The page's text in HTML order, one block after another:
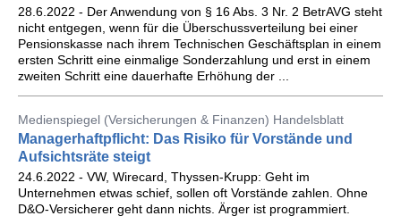
28.6.2022 - Der Anwendung von § 16 Abs. 3 Nr. 2 BetrAVG steht
nicht entgegen, wenn für die Überschussverteilung bei einer
Pensionskasse nach ihrem Technischen Geschäftsplan in einem
ersten Schritt eine einmalige Sonderzahlung und erst in einem
zweiten Schritt eine dauerhafte Erhöhung der ...
Medienspiegel (Versicherungen & Finanzen) Handelsblatt
Managerhaftpflicht: Das Risiko für Vorstände und
Aufsichtsräte steigt
24.6.2022 - VW, Wirecard, Thyssen-Krupp: Geht im
Unternehmen etwas schief, sollen oft Vorstände zahlen. Ohne
D&O-Versicherer geht dann nichts. Ärger ist programmiert.